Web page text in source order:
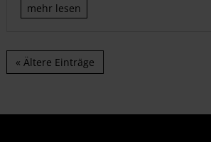
mehr lesen
« Ältere Einträge